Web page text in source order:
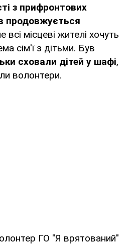
з прифронтових
продовжується
всі місцеві жителі хочуть
сім'ї з дітьми. Був
сховали дітей у шафі,
волонтери.
ГО "Я врятований"